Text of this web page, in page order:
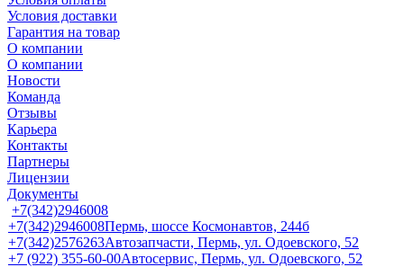
Условия доставки
Гарантия на товар
О компании
О компании
Новости
Команда
Отзывы
Карьера
Контакты
Партнеры
Лицензии
Документы
+7(342)2946008
+7(342)2946008Пермь, шоссе Космонавтов, 244б
+7(342)2576263Автозапчасти, Пермь, ул. Одоевского, 52
+7 (922) 355-60-00Автосервис, Пермь, ул. Одоевского, 52